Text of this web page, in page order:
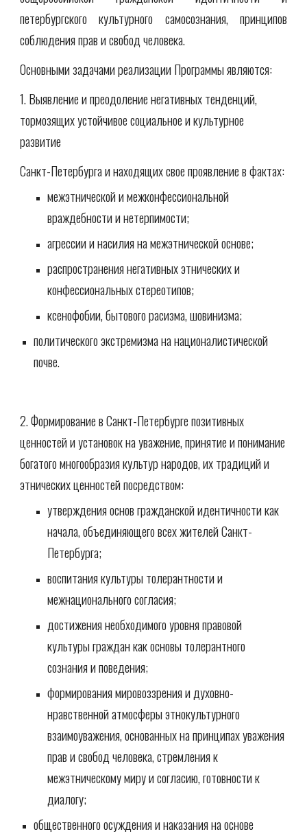
петербургского культурного самосознания, принципов
соблюдения прав и свобод человека.
Основными задачами реализации Программы являются:
1. Выявление и преодоление негативных тенденций,
тормозящих устойчивое социальное и культурное
развитие
Санкт-Петербурга и находящих свое проявление в фактах:
межэтнической и межконфессиональной
враждебности и нетерпимости;
агрессии и насилия на межэтнической основе;
распространения негативных этнических и
конфессиональных стереотипов;
ксенофобии, бытового расизма, шовинизма;
политического экстремизма на националистической
почве.
2. Формирование в Санкт-Петербурге позитивных
ценностей и установок на уважение, принятие и понимание
богатого многообразия культур народов, их традиций и
этнических ценностей посредством:
утверждения основ гражданской идентичности как
начала, объединяющего всех жителей Санкт-
Петербурга;
воспитания культуры толерантности и
межнационального согласия;
достижения необходимого уровня правовой
культуры граждан как основы толерантного
сознания и поведения;
формирования мировоззрения и духовно-
нравственной атмосферы этнокультурного
взаимоуважения, основанных на принципах уважения
прав и свобод человека, стремления к
межэтническому миру и согласию, готовности к
диалогу;
общественного осуждения и наказания на основе